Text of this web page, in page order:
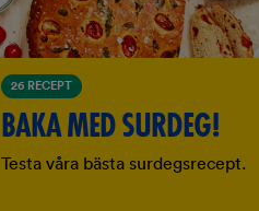
26 RECEPT
BAKA MED SURDEG!
Testa våra bästa surdegsrecept.